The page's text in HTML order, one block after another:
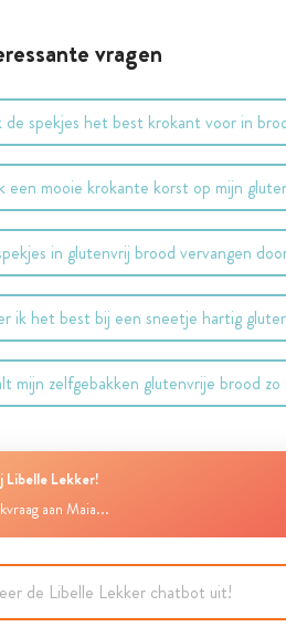
vragen
de spekjes het best krokant voor in
een mooie krokante korst op mijn
in glutenvrij brood vervangen
ik het best bij een sneetje hartig
mijn zelfgebakken glutenvrije brood zo
Libelle Lekker!
aan Maia...